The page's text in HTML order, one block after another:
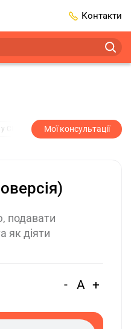
Контакти
у СЕРПНІ 2️⃣0️⃣2️⃣7️⃣ Усі
Мої консультації
подавати
як діяти
- A +